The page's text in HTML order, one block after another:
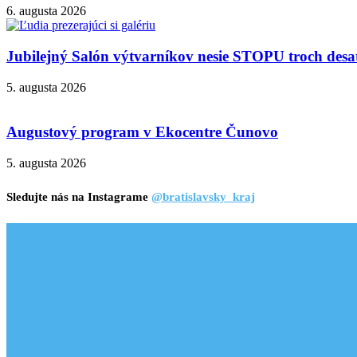
6. augusta 2026
Jubilejný Salón výtvarníkov nesie STOPU troch
5. augusta 2026
Augustový program v Ekocentre Čunovo
5. augusta 2026
Sledujte nás na Instagrame @bratislavsky_kraj